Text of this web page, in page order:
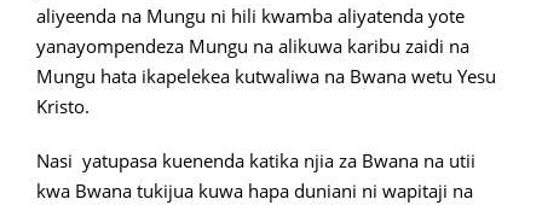
aliyeenda na Mungu ni hili kwamba aliyatenda yote
yanayompendeza Mungu na alikuwa karibu zaidi na
Mungu hata ikapelekea kutwaliwa na Bwana wetu Yesu
Kristo.
Nasi yatupasa kuenenda katika njia za Bwana na utii
kwa Bwana tukijua kuwa hapa duniani ni wapitaji na